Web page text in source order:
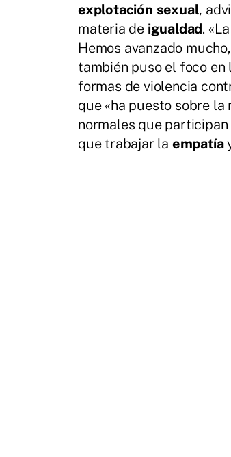
explotación sexual,
materia de igualdad.
Hemos avanzado
también puso el foco
formas de violencia
que «ha puesto sobre la
normales que participan
que trabajar la empatía